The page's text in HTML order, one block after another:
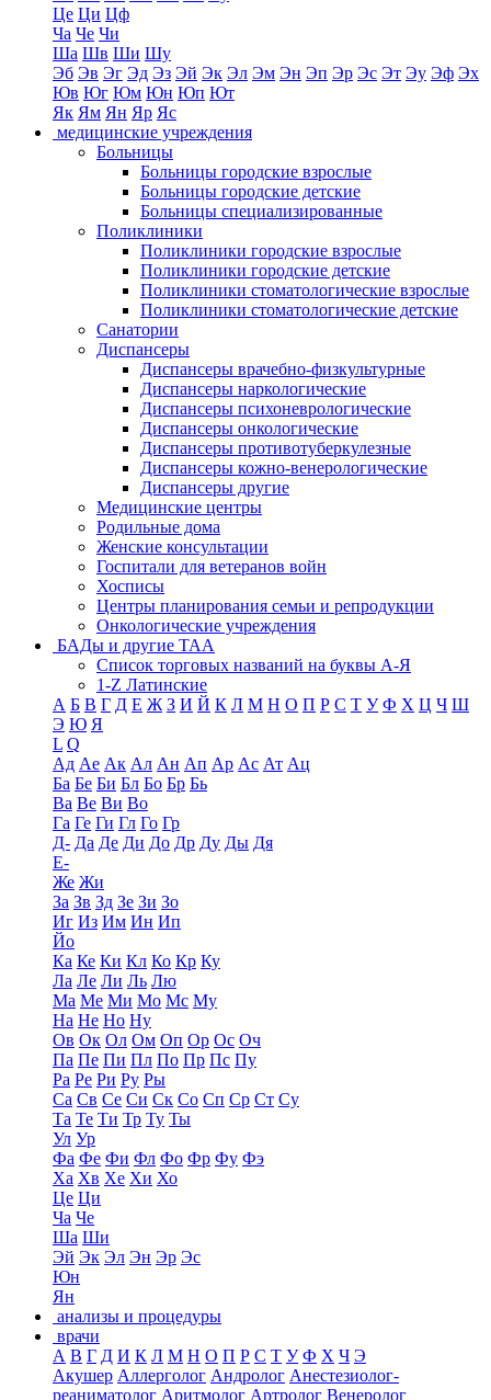
Це Ци Цф
Ча Че Чи
Ша Шв Ши Шу
Эб Эв Эг Эд Эз Эй Эк Эл Эм Эн Эп Эр Эс Эт Эу Эф Эх
Юв Юг Юм Юн Юп Ют
Як Ям Ян Яр Яс
медицинские учреждения
Больницы
Больницы городские взрослые
Больницы городские детские
Больницы специализированные
Поликлиники
Поликлиники городские взрослые
Поликлиники городские детские
Поликлиники стоматологические взрослые
Поликлиники стоматологические детские
Санатории
Диспансеры
Диспансеры врачебно-физкультурные
Диспансеры наркологические
Диспансеры психоневрологические
Диспансеры онкологические
Диспансеры противотуберкулезные
Диспансеры кожно-венерологические
Диспансеры другие
Медицинские центры
Родильные дома
Женские консультации
Госпитали для ветеранов войн
Хосписы
Центры планирования семьи и репродукции
Онкологические учреждения
БАДы и другие ТАА
Список торговых названий на буквы А-Я
1-Z Латинские
А Б В Г Д Е Ж З И Й К Л М Н О П Р С Т У Ф Х Ц Ч Ш
Э Ю Я
L Q
Ад Ае Ак Ал Ан Ап Ар Ас Ат Ац
Ба Бе Би Бл Бо Бр Бь
Ва Ве Ви Во
Га Ге Ги Гл Го Гр
Д- Да Де Ди До Др Ду Ды Дя
Е-
Же Жи
За Зв Зд Зе Зи Зо
Иг Из Им Ин Ип
Йо
Ка Ке Ки Кл Ко Кр Ку
Ла Ле Ли Ль Лю
Ма Ме Ми Мо Мс Му
На Не Но Ну
Ов Ок Ол Ом Оп Ор Ос Оч
Па Пе Пи Пл По Пр Пс Пу
Ра Ре Ри Ру Ры
Са Св Се Си Ск Со Сп Ср Ст Су
Та Те Ти Тр Ту Ты
Ул Ур
Фа Фе Фи Фл Фо Фр Фу Фэ
Ха Хв Хе Хи Хо
Це Ци
Ча Че
Ша Ши
Эй Эк Эл Эн Эр Эс
Юн
Ян
анализы и процедуры
врачи
А В Г Д И К Л М Н О П Р С Т У Ф Х Ч Э
Акушер Аллерголог Андролог Анестезиолог-
реаниматолог Аритмолог Артролог Венеролог